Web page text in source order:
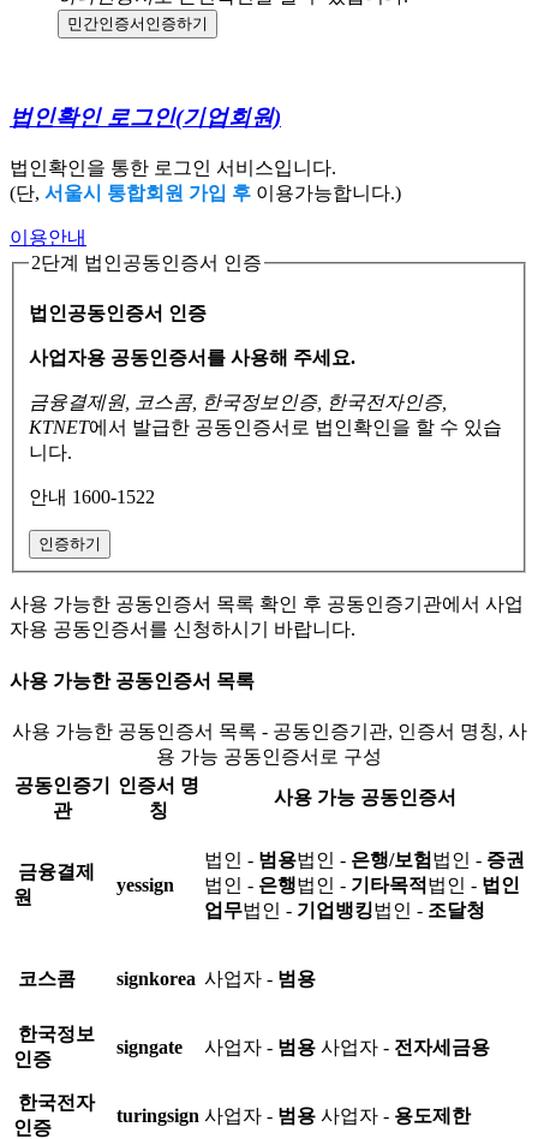
민간인증서 인증하기
법인확인 로그인(기업회원)
법인확인을 통한 로그인 서비스입니다.
(단, 서울시 통합회원 가입 후 이용가능합니다.)
이용안내
2단계 법인공동인증서 인증
법인공동인증서 인증
사업자용 공동인증서를 사용해 주세요.
금융결제원, 코스콤, 한국정보인증, 한국전자인증,
KTNET에서 발급한 공동인증서로 법인확인을 할 수 있습
니다.
안내 1600-1522
인증하기
사용 가능한 공동인증서 목록 확인 후 공동인증기관에서 사업
자용 공동인증서를 신청하시기 바랍니다.
사용 가능한 공동인증서 목록
사용 가능한 공동인증서 목록 - 공동인증기관, 인증서 명칭, 사
용 가능 공동인증서로 구성
공동인증기
관
인증서 명
칭
사용 가능 공동인증서
금융결제
원
yessign
법인 - 범용법인 - 은행/보험 법인 - 증권
법인 - 은행법인 - 기타목적 법인 - 법인
업무법인 - 기업뱅킹법인 - 조달청
코스콤 signkorea 사업자 - 범용
한국정보
인증
signgate 사업자 - 범용 사업자 - 전자세금용
한국전자
인증
turingsign 사업자 - 범용 사업자 - 용도제한